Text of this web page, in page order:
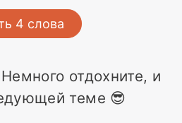
4 слова
отдохните, и
теме 😎